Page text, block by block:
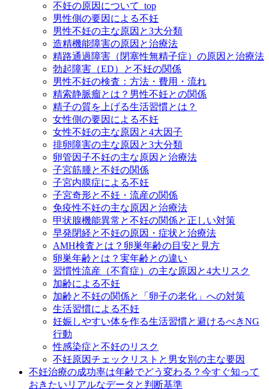
不妊の原因について_top
男性側の要因による不妊
男性不妊の主な原因と3大分類
造精機能障害の原因と治療法
精路通過障害（閉塞性無精子症）の原因と治療法
勃起障害（ED）と不妊の関係
男性不妊の検査：方法・費用・流れ
精索静脈瘤とは？男性不妊との関係
精子の質を上げる生活習慣とは？
女性側の要因による不妊
女性不妊の主な原因と4大因子
排卵障害の主な原因と3大分類
卵管因子不妊の主な原因と治療法
子宮筋腫と不妊の関係
子宮内膜症による不妊
子宮奇形と不妊・流産の関係
免疫性不妊の主な原因と治療法
甲状腺機能異常と不妊の関係と正しい対策
早発閉経と不妊の原因・症状と治療法
AMH検査とは？卵巣年齢の目安と見方
卵巣年齢とは？実年齢との違い
習慣性流産（不育症）の主な原因と4大リスク
加齢による不妊
加齢と不妊の関係と「卵子の老化」への対策
生活習慣による不妊
妊娠しやすい体を作る生活習慣と避けるべきNG
行動
性感染症と不妊のリスク
不妊原因チェックリストと男女別の主な要因
不妊治療の成功率は年齢でどう変わる？今すぐ知って
おきたいリアルなデータと判断基準